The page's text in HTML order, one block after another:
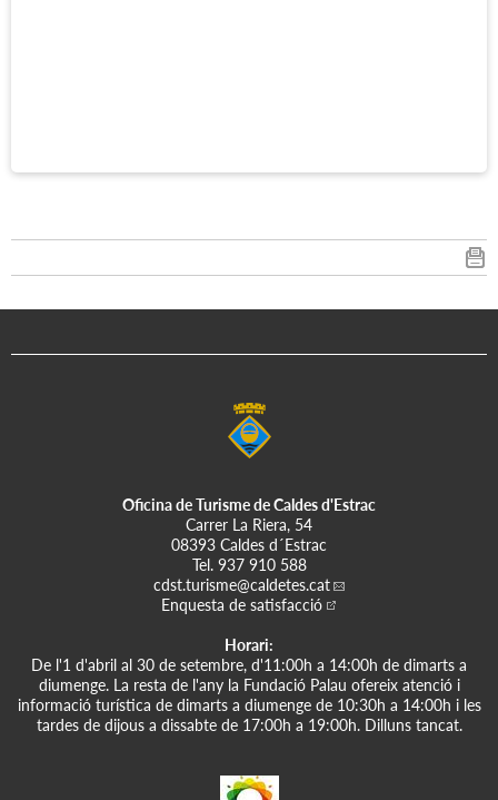
Oficina de Turisme de Caldes d'Estrac
Carrer La Riera, 54
08393 Caldes d´Estrac
Tel. 937 910 588
cdst.turisme@caldetes.cat
Enquesta de satisfacció
Horari:
De l'1 d'abril al 30 de setembre, d'11:00h a 14:00h de dimarts a
diumenge. La resta de l'any la Fundació Palau ofereix atenció i
informació turística de dimarts a diumenge de 10:30h a 14:00h i les
tardes de dijous a dissabte de 17:00h a 19:00h. Dilluns tancat.